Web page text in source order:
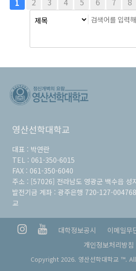
1
영산선학대학교
대표 : 박연란
TEL : 061-350-6015
FAX : 061-350-6040
주소 : [57026] 전라남도 영광군 백수읍 성
발전기금 계좌 : 광주은행 720-127-004768
교
대학정보공시 이메일무
개인정보처리방침
Copyright 2026. 영산선학대학교 ™.